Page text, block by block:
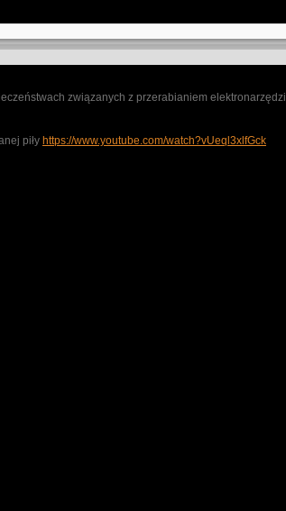
związanych z przerabianiem elektronarzędzi.
piły https://www.youtube.com/watch?vUeql3xlfGck